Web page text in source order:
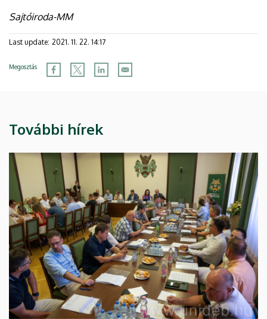
Sajtóiroda-MM
Last update: 2021. 11. 22. 14:17
Megosztás
További hírek